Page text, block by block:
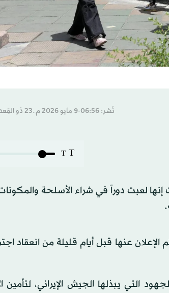
نُشر: 06:56-9 مايو 2026 م ـ 23 ذو القِعدة 1447 هـ
T
T
الجمعة، فرض عقوبات على 10 كيانات قالت إنها لعبت دوراً في شراء الأسلحة
عنها قبل أيام قليلة من انعقاد
التي يبذلها الجيش الإيراني، لتأمين